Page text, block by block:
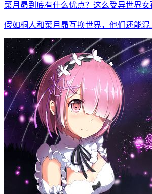
菜月昴到底有什么优点？这么受异世界
假如桐人和菜月昴互换世界，他们还能混